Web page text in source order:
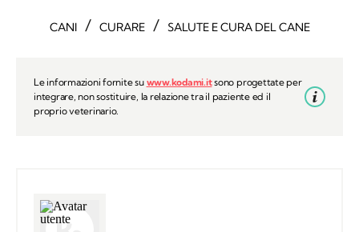
CANI / CURARE / SALUTE E CURA DEL CANE
Le informazioni fornite su www.kodami.itsono progettate per
integrare, non sostituire, la relazione tra il paziente ed il
proprio veterinario.